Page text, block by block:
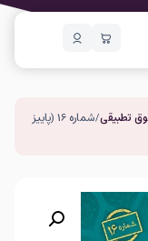
تطبیقی
/ شماره 16 (پاییز